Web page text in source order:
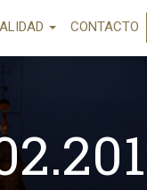
CONTACTO